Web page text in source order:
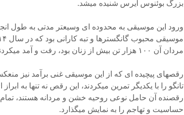
بزرگ بوئنوس آیرس شنیده میشد.
ورود این موسیقی به محدوده ای وسیعتر مدتی به طول
مردان آن ۱۰۰ هزار تن بیش از زنان بود، رفت و آمد میکردند.
رقصهای پیچیده ای که از این موسیقی غنی برآمد نیز
تانگو را با یکدیگر تمرین میکردند، این رقص نه تنها به
رقصنده آن حامل نوعی روحیه خشن و مردانه هستند، تمام
حساسیت و تهاجم را به نمایش میگذارد.